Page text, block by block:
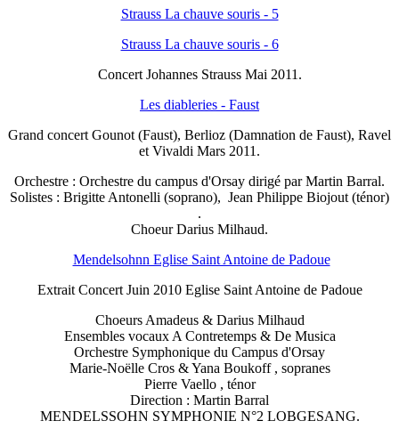
Strauss La chauve souris - 5
Strauss La chauve souris - 6
Concert Johannes Strauss Mai 2011.
Les diableries - Faust
Grand concert Gounot (Faust), Berlioz (Damnation de Faust), Ravel
et Vivaldi Mars 2011.
Orchestre : Orchestre du campus d'Orsay dirigé par Martin Barral.
Solistes : Brigitte Antonelli (soprano), Jean Philippe Biojout (ténor)
.
Choeur Darius Milhaud.
Mendelsohnn Eglise Saint Antoine de Padoue
Extrait Concert Juin 2010 Eglise Saint Antoine de Padoue
Choeurs Amadeus & Darius Milhaud
Ensembles vocaux A Contretemps & De Musica
Orchestre Symphonique du Campus d'Orsay
Marie-Noëlle Cros & Yana Boukoff , sopranes
Pierre Vaello , ténor
Direction : Martin Barral
MENDELSSOHN SYMPHONIE N°2 LOBGESANG.